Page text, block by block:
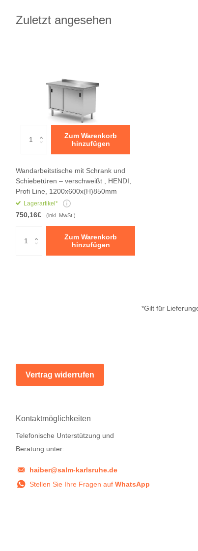
Zuletzt angesehen
Zum Warenkorb
hinzufügen
Wandarbeitstische mit Schrank und
Schiebetüren – verschweißt , HENDI,
Profi Line, 1200x600x(H)850mm
Lagerartikel*
750,16€ (inkl. MwSt.)
Zum Warenkorb
hinzufügen
*Gilt für
Vertrag widerrufen
Kontaktmöglichkeiten
Telefonische Unterstützung und
Beratung unter:
haiber@salm-karlsruhe.de
Stellen Sie Ihre Fragen auf WhatsApp